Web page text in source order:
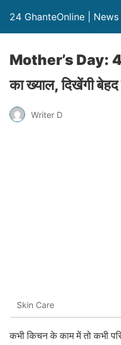
24 GhanteOnline | News
Mother’s Day:
का ख्याल, दिखेंगी
Writer D
Skin Care
कभी किचन के काम में तो कभी